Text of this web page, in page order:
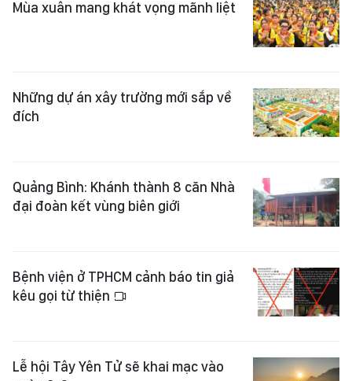
Mùa xuân mang khát vọng mãnh liệt
Những dự án xây trường mới sắp về
đích
Quảng Bình: Khánh thành 8 căn Nhà
đại đoàn kết vùng biên giới
Bệnh viện ở TPHCM cảnh báo tin giả
kêu gọi từ thiện
Lễ hội Tây Yên Tử sẽ khai mạc vào